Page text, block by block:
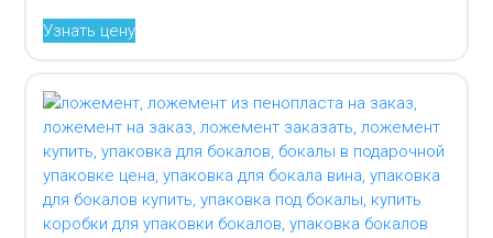
Узнать цену